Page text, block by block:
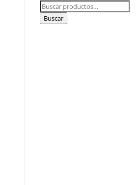
Buscar
por:
Buscar